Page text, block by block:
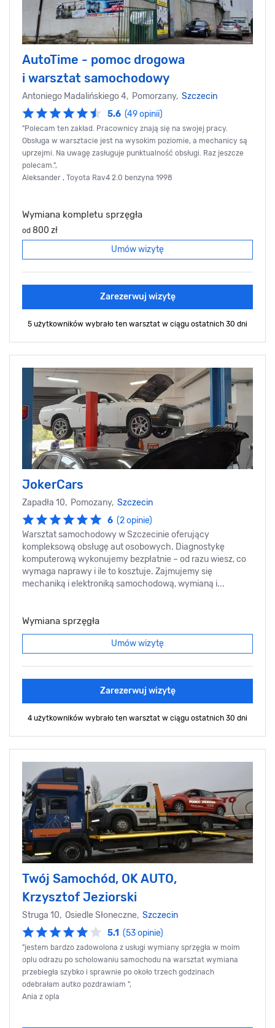
AutoTime - pomoc drogowa
i warsztat samochodowy
Antoniego Madalińskiego 4, Pomorzany, Szczecin
5.6 (49 opinii)
"Polecam ten zakład. Pracownicy znają się na swojej pracy.
Obsługa w warsztacie jest na wysokim poziomie, a mechanicy są
uprzejmi. Na uwagę zasługuje punktualność obsługi. Raz jeszcze
polecam.",
Aleksander , Toyota Rav4 2.0 benzyna 1998
Wymiana kompletu sprzęgła
od 800 zł
Umów wizytę
Zarezerwuj wizytę
5 użytkowników wybrało ten warsztat w ciągu ostatnich 30 dni
JokerCars
Zapadła 10, Pomozany, Szczecin
6 (2 opinie)
Warsztat samochodowy w Szczecinie oferujący
kompleksową obsługę aut osobowych. Diagnostykę
komputerową wykonujemy bezpłatnie – od razu wiesz, co
wymaga naprawy i ile to kosztuje. Zajmujemy się
mechaniką i elektroniką samochodową, wymianą i...
Wymiana sprzęgła
Umów wizytę
Zarezerwuj wizytę
4 użytkowników wybrało ten warsztat w ciągu ostatnich 30 dni
Twój Samochód, OK AUTO,
Krzysztof Jeziorski
Struga 10, Osiedle Słoneczne, Szczecin
5.1 (53 opinie)
"jestem bardzo zadowolona z usługi wymiany sprzęgła w moim
oplu odrazu po scholowaniu samochodu na warsztat wymiana
przebiegła szybko i sprawnie po około trzech godzinach
odebrałam autko pozdrawiam ",
Ania z opla